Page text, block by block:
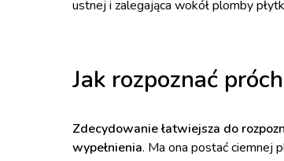
ustnej i zalegająca wokół plomby
Jak rozpoznać
Zdecydowanie łatwiejsza do
wypełnienia. Ma ona postać ciemnej